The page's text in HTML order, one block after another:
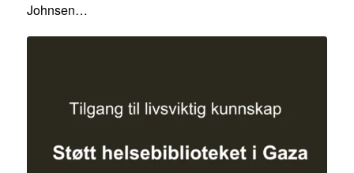
Johnsen…